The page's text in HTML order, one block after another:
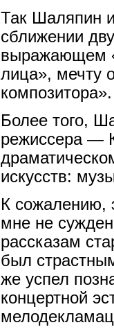
Так Шаляпин
сближении
выражающем
лица», мечту
композитора».
Более того,
режиссера —
искусств:
К сожалению,
мне не
рассказам
был
же успел
концертной